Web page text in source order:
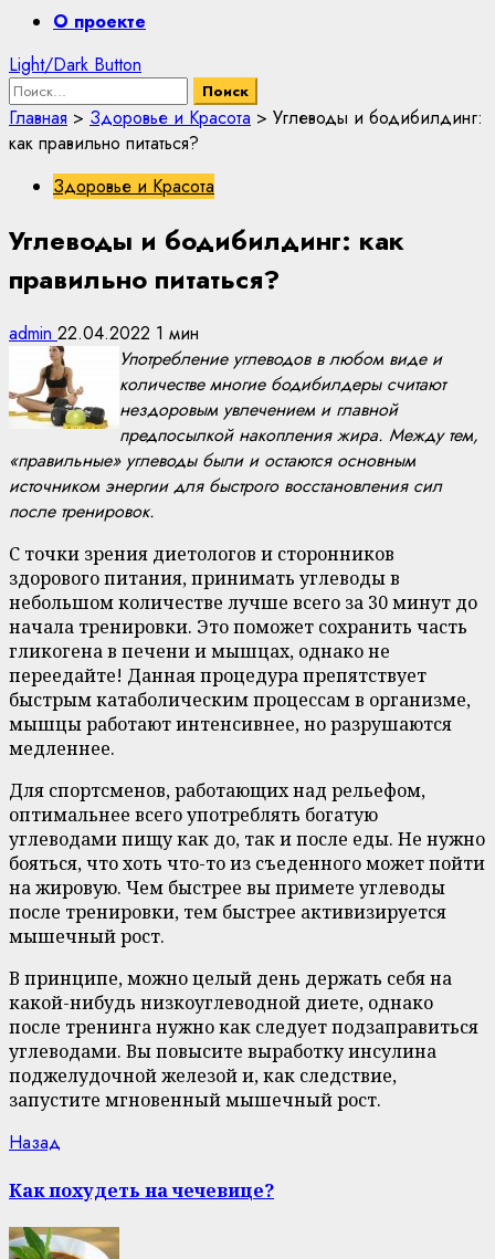
PrimaryО проекте
Light/Dark Button
Найти:
Главная > Здоровье и Красота > Углеводы и бодибилдинг:
как правильно питаться?
Здоровье и Красота
Углеводы и бодибилдинг: как
правильно питаться?
admin 22.04.2022 1 мин
Употребление углеводов в любом виде и
количестве многие бодибилдеры считают
нездоровым увлечением и главной
предпосылкой накопления жира. Между тем,
«правильные» углеводы были и остаются основным
источником энергии для быстрого восстановления сил
после тренировок.
С точки зрения диетологов и сторонников
здорового питания, принимать углеводы в
небольшом количестве лучше всего за 30 минут до
начала тренировки. Это поможет сохранить часть
гликогена в печени и мышцах, однако не
переедайте! Данная процедура препятствует
быстрым катаболическим процессам в организме,
мышцы работают интенсивнее, но разрушаются
медленнее.
Для спортсменов, работающих над рельефом,
оптимальнее всего употреблять богатую
углеводами пищу как до, так и после еды. Не нужно
бояться, что хоть что-то из съеденного может пойти
на жировую. Чем быстрее вы примете углеводы
после тренировки, тем быстрее активизируется
мышечный рост.
В принципе, можно целый день держать себя на
какой-нибудь низкоуглеводной диете, однако
после тренинга нужно как следует подзаправиться
углеводами. Вы повысите выработку инсулина
поджелудочной железой и, как следствие,
запустите мгновенный мышечный рост.
Continue
Reading
Назад
Как похудеть на чечевице?